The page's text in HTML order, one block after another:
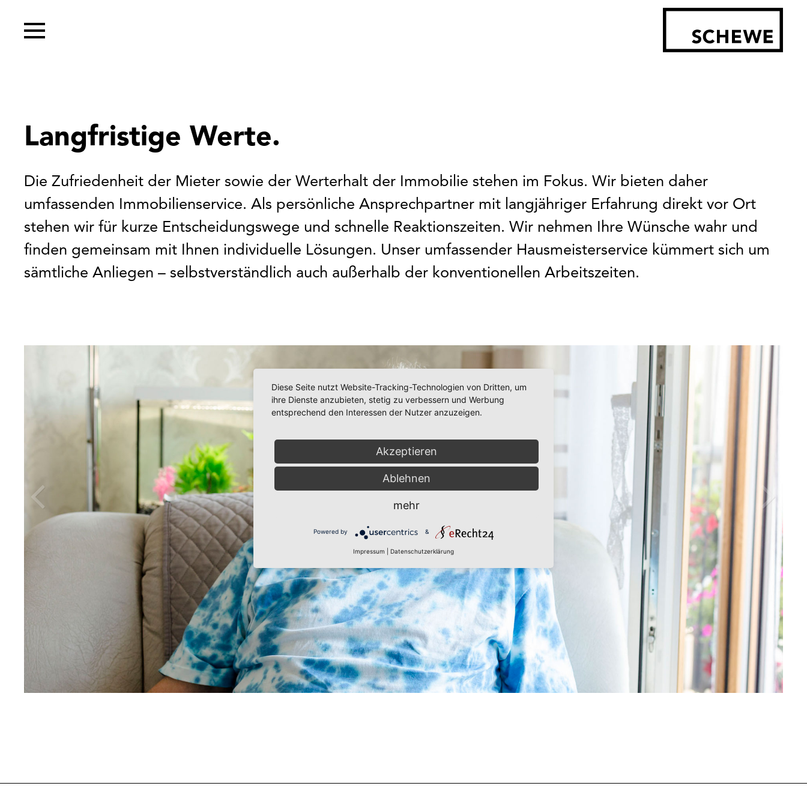
Langfristige Werte.
Die Zufriedenheit der Mieter sowie der Werterhalt der Immobilie stehen im Fokus. Wir bieten daher
umfassenden Immobilienservice. Als persönliche Ansprechpartner mit langjähriger Erfahrung direkt vor Ort
stehen wir für kurze Entscheidungswege und schnelle Reaktionszeiten. Wir nehmen Ihre Wünsche wahr und
finden gemeinsam mit Ihnen individuelle Lösungen. Unser umfassender Hausmeisterservice kümmert sich um
sämtliche Anliegen – selbstverständlich auch außerhalb der konventionellen Arbeitszeiten.
Diese Seite nutzt Website-Tracking-Technologien von Dritten, um
ihre Dienste anzubieten, stetig zu verbessern und Werbung
entsprechend den Interessen der Nutzer anzuzeigen.
Akzeptieren
Ablehnen
mehr
Powered by &
Impressum Datenschutzerklärung